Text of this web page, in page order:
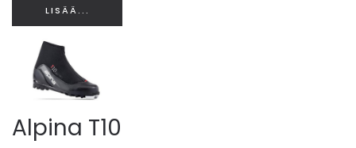
LISÄÄ...
Alpina T10